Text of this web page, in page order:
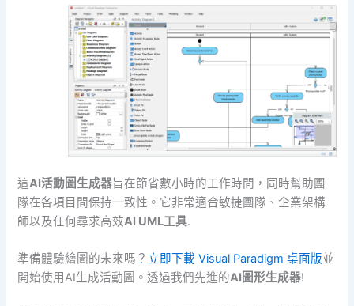
這AI活動圖生成器旨在節省數小時的工作時間，同時幫助團
隊在各項目間保持一致性。它非常適合敏捷團隊、企業架構
師以及任何尋求高效AI UML工具.
準備體驗繪圖的未來嗎？ 立即下載 Visual Paradigm 桌面版並
開始使用AI生成活動圖。透過我們先進的AI圖形生成器!